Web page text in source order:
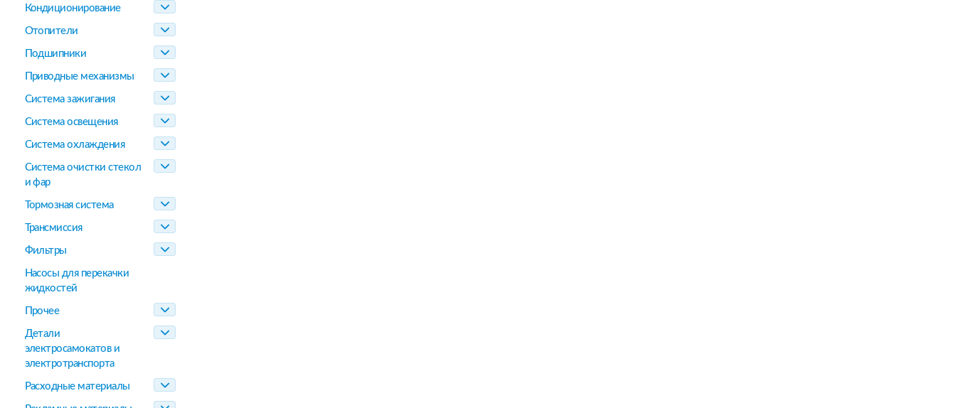
Кондиционирование
Отопители
Подшипники
Приводные механизмы
Система зажигания
Система освещения
Система охлаждения
Система очистки стекол
и фар
Тормозная система
Трансмиссия
Фильтры
Насосы для перекачки
жидкостей
Прочее
Детали
электросамокатов и
электротранспорта
Расходные материалы